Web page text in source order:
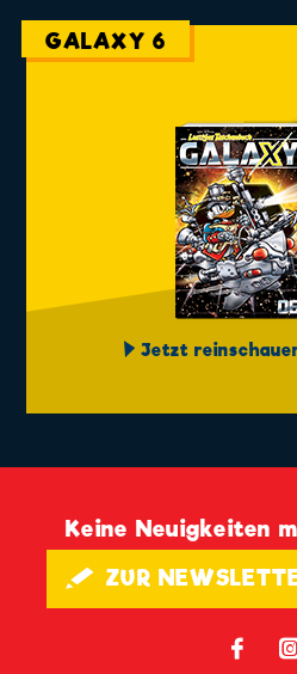
GALAXY 6
Jetzt
Keine Neuigkeiten
🖋 ZUR
𝖿